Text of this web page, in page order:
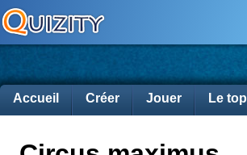
Accueil Créer Jouer Le top